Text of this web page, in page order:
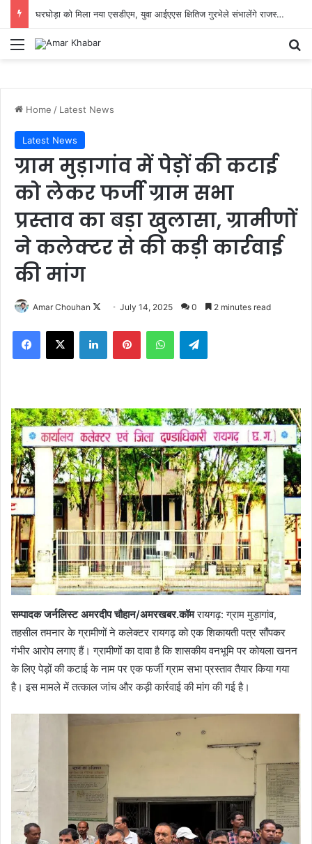
घरघोड़ा को मिला नया एसडीएम, युवा आईएएस क्षितिज गुरभेले संभालेंगे राजस्व प्रशासन की कमान
Menu
Home / Latest News
Latest News
ग्राम मुड़ागांव में पेड़ों की कटाई
को लेकर फर्जी ग्राम सभा
प्रस्ताव का बड़ा खुलासा, ग्रामीणों
ने कलेक्टर से की कड़ी कार्रवाई
की मांग
Amar Chouhan
FollowJuly 14, 2025 0 2 minutes read
Facebook
X LinkedInPinterestWhatsAppTelegram
सम्पादक जर्नलिस्ट अमरदीप चौहान/अमरखबर.कॉमरायगढ़: ग्राम मुड़ागांव,
तहसील तमनार के ग्रामीणों ने कलेक्टर रायगढ़ को एक शिकायती पत्र सौंपकर
गंभीर आरोप लगाए हैं। ग्रामीणों का दावा है कि शासकीय वनभूमि पर कोयला खनन
के लिए पेड़ों की कटाई के नाम पर एक फर्जी ग्राम सभा प्रस्ताव तैयार किया गया
है। इस मामले में तत्काल जांच और कड़ी कार्रवाई की मांग की गई है।